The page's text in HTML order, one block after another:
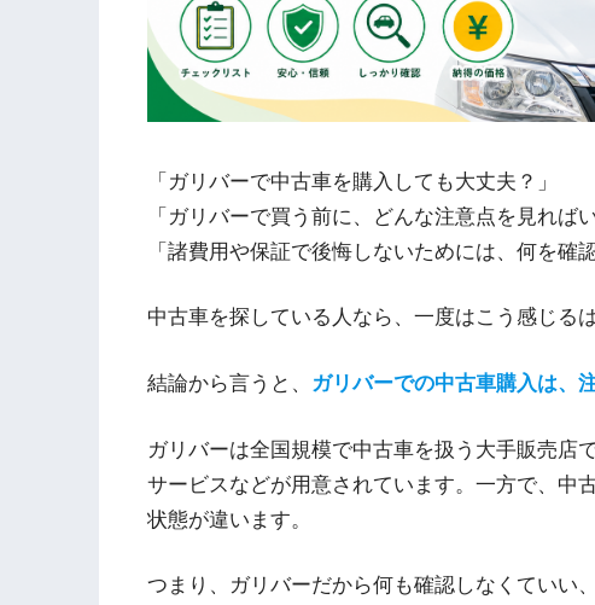
「ガリバーで中古車を購入しても大丈夫？」
「ガリバーで買う前に、どんな注意点を見ればい
「諸費用や保証で後悔しないためには、何を確
中古車を探している人なら、一度はこう感じるは
結論から言うと、 ガリバーでの中古車購入は、
ガリバーは全国規模で中古車を扱う大手販売店
サービスなどが用意されています。一方で、中
状態が違います。
つまり、ガリバーだから何も確認しなくていい